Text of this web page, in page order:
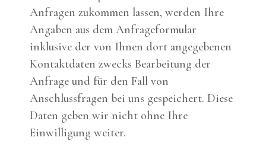
Anfragen zukommen lassen, werden Ihre
Angaben aus dem Anfrageformular
inklusive der von Ihnen dort angegebenen
Kontaktdaten zwecks Bearbeitung der
Anfrage und für den Fall von
Anschlussfragen bei uns gespeichert. Diese
Daten geben wir nicht ohne Ihre
Einwilligung weiter.